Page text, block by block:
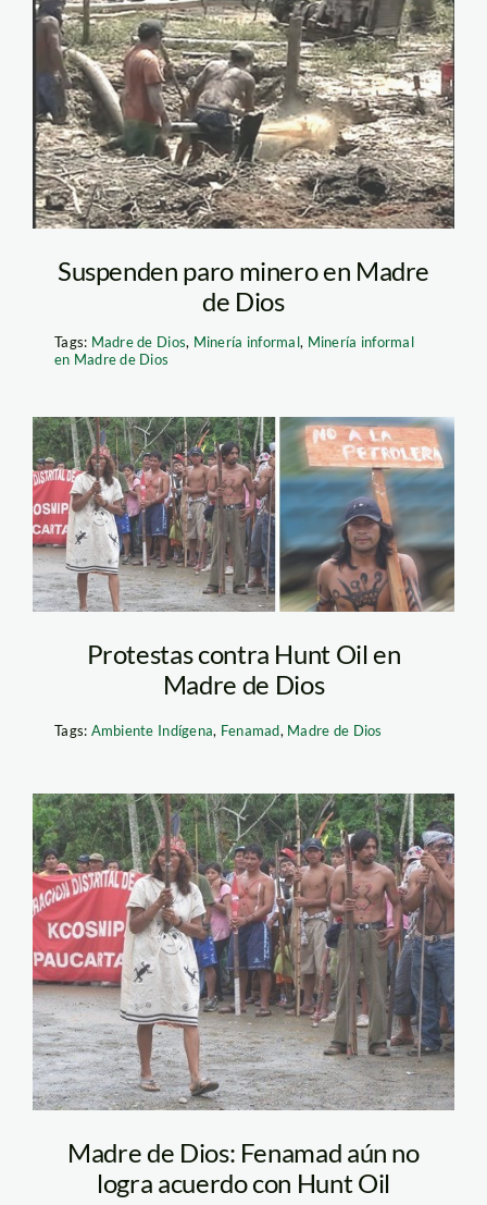
mineros_madre_de_dios
Suspenden paro minero en Madre
de Dios
Tags: Madre de Dios, Minería informal, Minería informal
en Madre de Dios
Protestas contra Hunt Oil en
Madre de Dios
Tags: Ambiente Indígena, Fenamad, Madre de Dios
hunt-oil-salvacion-
inforegion
Madre de Dios: Fenamad aún no
logra acuerdo con Hunt Oil